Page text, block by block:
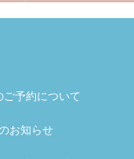
ご予約について
お知らせ